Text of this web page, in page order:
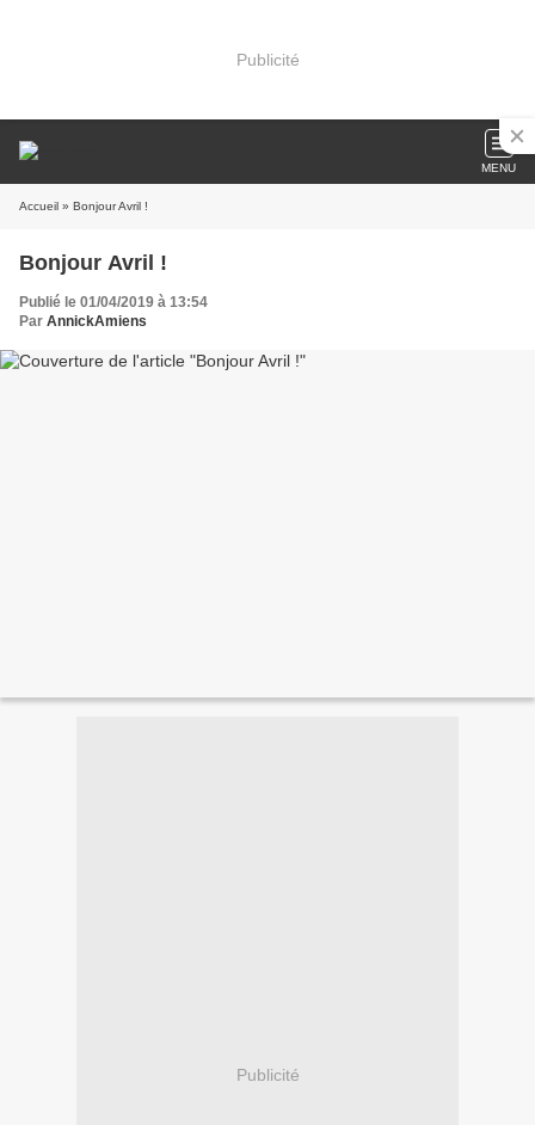
Publicité
MENU
Accueil » Bonjour Avril !
Bonjour Avril !
Publié le 01/04/2019 à 13:54
Par AnnickAmiens
Publicité